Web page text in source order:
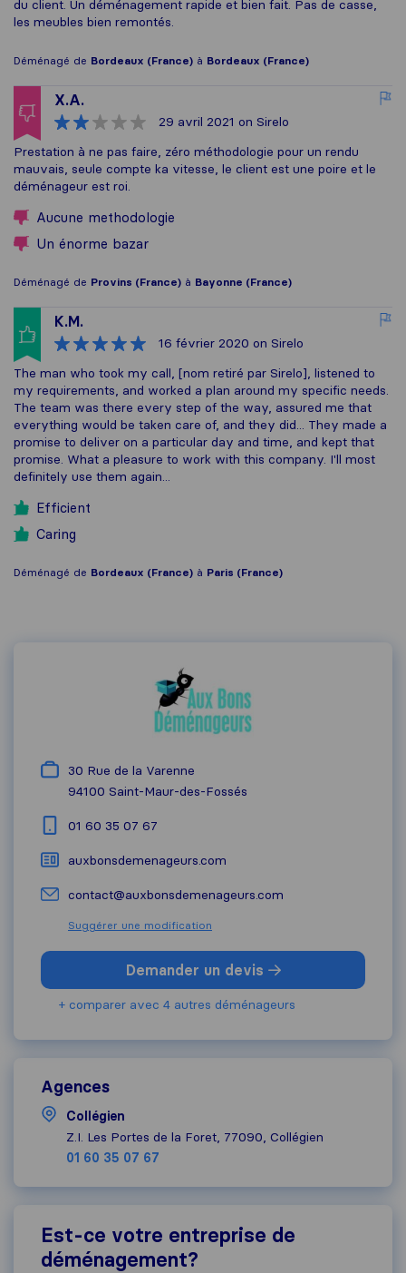
du client. Un déménagement rapide et bien fait. Pas de casse,
les meubles bien remontés.
Déménagé de Bordeaux (France) à Bordeaux (France)
X.A.
29 avril 2021 on Sirelo
Prestation à ne pas faire, zéro méthodologie pour un rendu
mauvais, seule compte ka vitesse, le client est une poire et le
déménageur est roi.
Aucune methodologie
Un énorme bazar
Déménagé de Provins (France) à Bayonne (France)
K.M.
16 février 2020 on Sirelo
The man who took my call, [nom retiré par Sirelo], listened to
my requirements, and worked a plan around my specific needs.
The team was there every step of the way, assured me that
everything would be taken care of, and they did... They made a
promise to deliver on a particular day and time, and kept that
promise. What a pleasure to work with this company. I'll most
definitely use them again...
Efficient
Caring
Déménagé de Bordeaux (France) à Paris (France)
30 Rue de la Varenne
94100 Saint-Maur-des-Fossés
01 60 35 07 67
auxbonsdemenageurs.com
contact@auxbonsdemenageurs.com
Suggérer une modification
Demander un devis
+ comparer avec 4 autres déménageurs
Agences
Collégien
Z.I. Les Portes de la Foret, 77090, Collégien
01 60 35 07 67
Est-ce votre entreprise de
déménagement?